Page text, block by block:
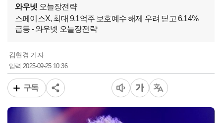
와우넷 오늘장전략
스페이스X, 최대 9.1억주 보호예수 해제 우려 딛고 6.14%
급등 - 와우넷 오늘장전략
김현경 기자
입력2025-09-25 10:36
구독